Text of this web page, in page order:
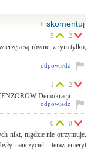
+ skomentuj
są równe, z tym tylko,
5 2
odpowiedz
Demokracji.
1 2
odpowiedz
nikt, nigdzie nie otrzymuje.
nauczyciel - teraz emeryt
0 0